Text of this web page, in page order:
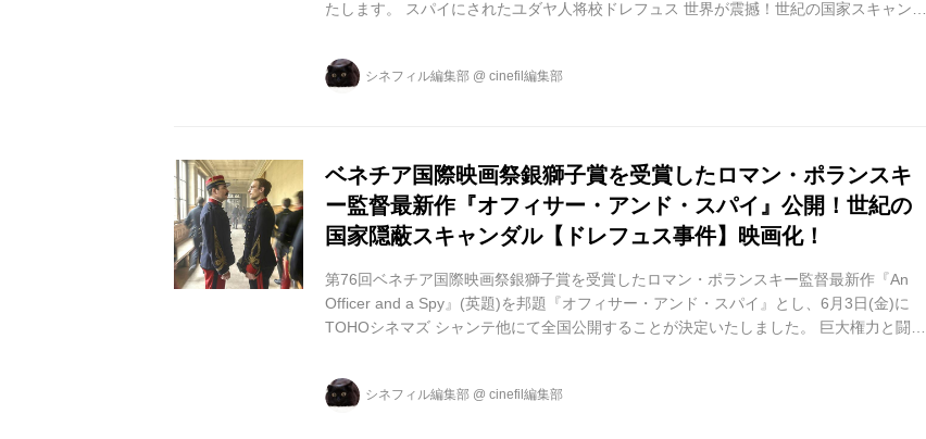
たします。 スパイにされたユダヤ人将校ドレフュス 世界が震撼！世紀の国家スキャンダ
レル演じるユダヤ人大尉のドレフュスが、ドイツに軍事機密を流したというスパイ容疑
で有罪となり公の場で軍籍を剥奪されるシーン。陸軍大学校の校庭に連行されるドレフ
シネフィル編集部 @ cinefil編集部
ベネチア国際映画祭銀獅子賞を受賞したロマン・ポランスキ
ー監督最新作『オフィサー・アンド・スパイ』公開！世紀の
国家隠蔽スキャンダル【ドレフュス事件】映画化！
第76回ベネチア国際映画祭銀獅子賞を受賞したロマン・ポランスキー監督最新作『An
Officer and a Spy』(英題)を邦題『オフィサー・アンド・スパイ』とし、6月3日(金)に
TOHOシネマズ シャンテ他にて全国公開することが決定いたしました。 巨大権力と闘っ
家隠蔽スキャンダル【ドレフュス事件】映画化 アカデミー賞監督賞受賞『戦場のピアニ
スト』ロマン・ポランスキー監督の最新作は、歴史的冤罪事件“ドレフュス事件”の映画
シネフィル編集部 @ cinefil編集部